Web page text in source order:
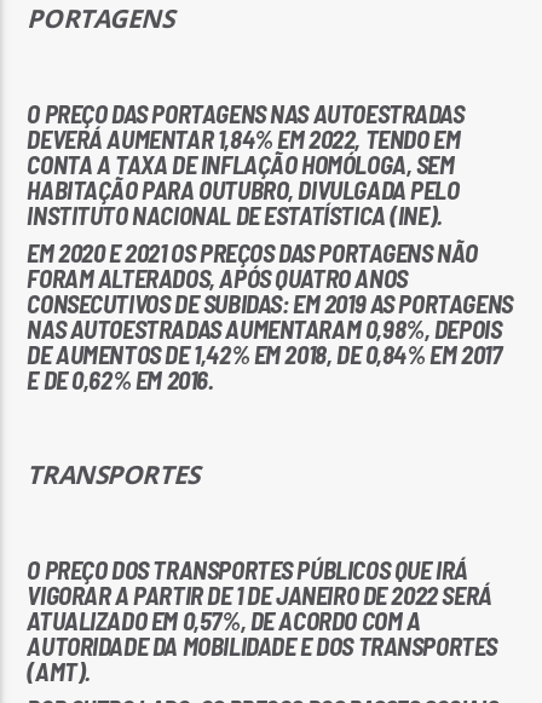
PORTAGENS
O PREÇO DAS PORTAGENS NAS AUTOESTRADAS
DEVERÁ AUMENTAR 1,84% EM 2022, TENDO EM
CONTA A TAXA DE INFLAÇÃO HOMÓLOGA, SEM
HABITAÇÃO PARA OUTUBRO, DIVULGADA PELO
INSTITUTO NACIONAL DE ESTATÍSTICA (INE).
EM 2020 E 2021 OS PREÇOS DAS PORTAGENS NÃO
FORAM ALTERADOS, APÓS QUATRO ANOS
CONSECUTIVOS DE SUBIDAS: EM 2019 AS PORTAGENS
NAS AUTOESTRADAS AUMENTARAM 0,98%, DEPOIS
DE AUMENTOS DE 1,42% EM 2018, DE 0,84% EM 2017
E DE 0,62% EM 2016.
TRANSPORTES
O PREÇO DOS TRANSPORTES PÚBLICOS QUE IRÁ
VIGORAR A PARTIR DE 1 DE JANEIRO DE 2022 SERÁ
ATUALIZADO EM 0,57%, DE ACORDO COM A
AUTORIDADE DA MOBILIDADE E DOS TRANSPORTES
(AMT).